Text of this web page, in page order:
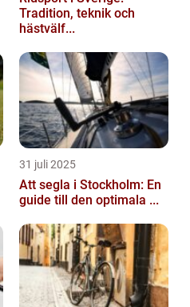
Tradition, teknik och
hästvälf...
31 juli 2025
Att segla i Stockholm: En
guide till den optimala ...